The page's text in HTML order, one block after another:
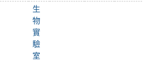
生
物
實
驗
室